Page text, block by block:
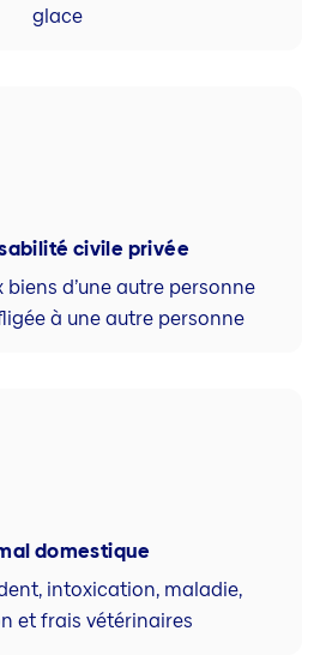
glace
civile privée
d’une autre personne
à une autre personne
domestique
intoxication, maladie,
et frais vétérinaires